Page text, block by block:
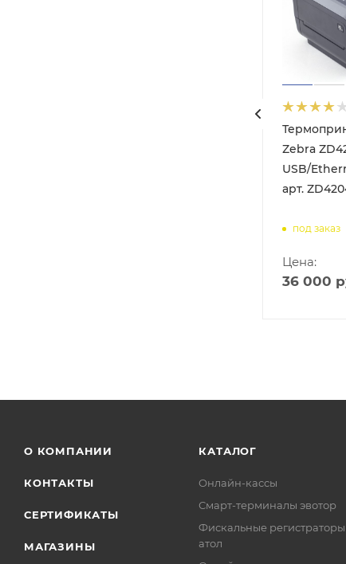
Zebra
USB/
арт.
под заказ
Цена:
36 000
О КОМПАНИИ
КОНТАКТЫ
СЕРТИФИКАТЫ
МАГАЗИНЫ
КАТАЛОГ
Онлайн-кассы
Смарт-терминалы эвотор
Фискальные регистраторы
атол